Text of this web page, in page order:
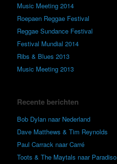
Music Meeting 2014
Roepaen Reggae Festival
Reggae Sundance Festival
Festival Mundial 2014
Ribs & Blues 2013
Music Meeting 2013
Recente berichten
Bob Dylan naar Nederland
Dave Matthews & Tim Reynolds
Paul Carrack naar Carré
Toots & The Maytals naar Paradiso